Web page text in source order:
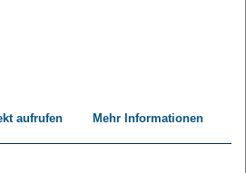
aufrufen Mehr Informationen